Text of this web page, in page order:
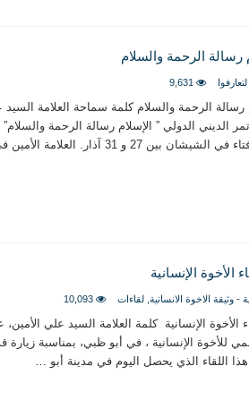
الرحمة والسلام
,لتعارفوا 9,631
الرحمة والسلام كلمة سماحة العلامة السيد
الدولي ” الإسلام رسالة الرحمة والسلام”
و 31 آذار. العلامة الأمين في …
الأخوة الإنسانية
- وثيقة الاخوة الانسانية ,لقاءات 10,093
الأخوة الإنسانية كلمة العلامة السيد علي
للأخوة الإنسانية ، في أبو ظبي، بمناسبة زيارة
هذا اللقاء الذي يحصل اليوم في مدينة أبو …